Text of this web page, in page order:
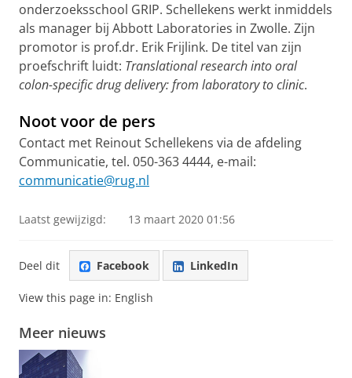
onderzoeksschool GRIP. Schellekens werkt inmiddels
als manager bij Abbott Laboratories in Zwolle. Zijn
promotor is prof.dr. Erik Frijlink. De titel van zijn
proefschrift luidt: Translational research into oral
colon-specific drug delivery: from laboratory to clinic.
Noot voor de pers
Contact met Reinout Schellekens via de afdeling
Communicatie, tel. 050-363 4444, e-mail:
communicatie@rug.nl
Laatst gewijzigd: 13 maart 2020 01:56
Deel dit Facebook LinkedIn
View this page in: English
Meer nieuws